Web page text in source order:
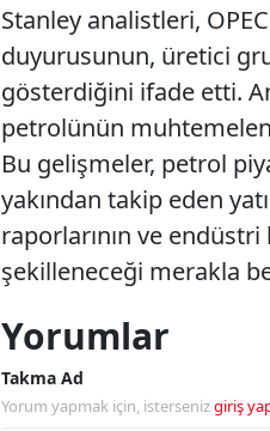
Stanley analistleri,
duyurusunun, üretici
gösterdiğini ifade etti.
petrolünün
Bu gelişmeler, petrol
yakından takip eden
raporlarının ve
şekilleneceği merakla
Yorumlar
Takma Ad
Yorum yapmak için, istersenizgiriş